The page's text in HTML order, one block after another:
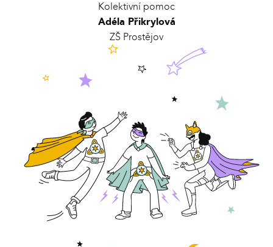
Kolektivní pomoc
Adéla Přikrylová
ZŠ Prostějov